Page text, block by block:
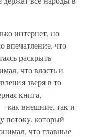
интернет, но
впечатление, что
раскрыть
что власть и
зверя в то
книга,
как внешние, так и
потоку, который
что главные